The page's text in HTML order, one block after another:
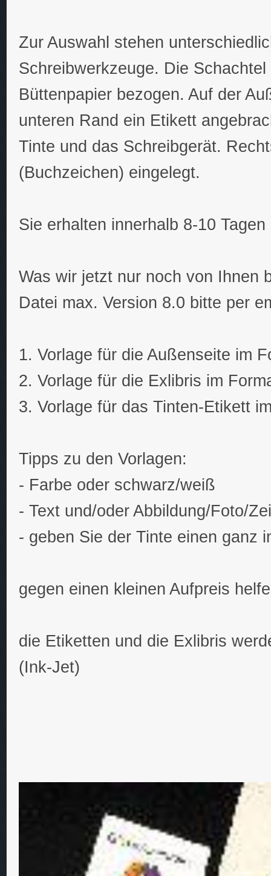
Zur Auswahl stehen
Schreibwerkzeuge. Die
Büttenpapier bezogen. Auf der
unteren Rand ein Etikett
Tinte und das Schreibgerät.
(Buchzeichen) eingelegt.
Sie erhalten innerhalb 8-10
Was wir jetzt nur noch von Ihnen
Datei max. Version 8.0 bitte per
1. Vorlage für die Außenseite im
2. Vorlage für die Exlibris im
3. Vorlage für das Tinten-Etikett
Tipps zu den Vorlagen:
- Farbe oder schwarz/weiß
- Text und/oder Abbildung/Foto/
- geben Sie der Tinte einen ganz
gegen einen kleinen Aufpreis
die Etiketten und die Exlibris
(Ink-Jet)